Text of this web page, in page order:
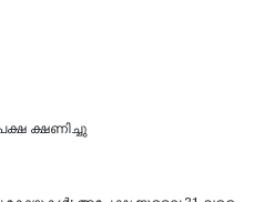
ക്ഷണിച്ചു